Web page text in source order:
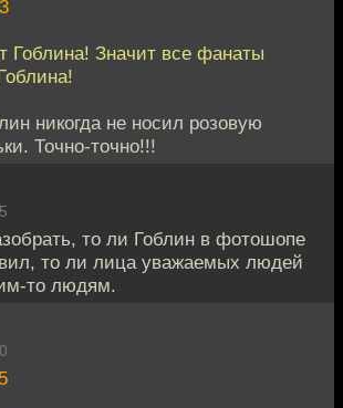
Значит все фанаты
никогда не носил розовую
Точно-точно!!!
то ли Гоблин в фотошопе
то ли лица уважаемых людей
то людям.